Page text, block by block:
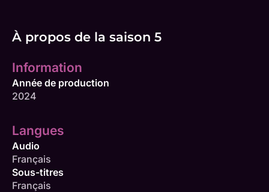
À propos de la saison 5
Information
Année de production
2024
Langues
Audio
Français
Sous-titres
Français